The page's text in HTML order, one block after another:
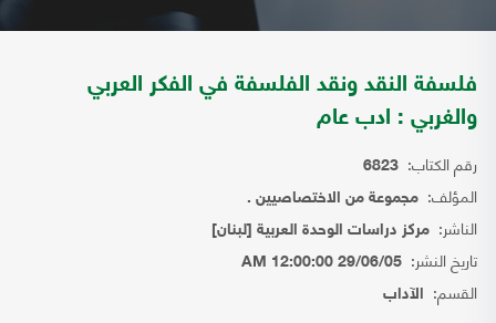
فلسفة النقد ونقد الفلسفة في الفكر العربي
والغربي : ادب عام
رقم الكتاب: 6823
المؤلف: مجموعة من الاختصاصيين .
الناشر: مركز دراسات الوحدة العربية [لبنان]
تاريخ النشر: 29/06/05 12:00:00 AM
القسم: الآداب